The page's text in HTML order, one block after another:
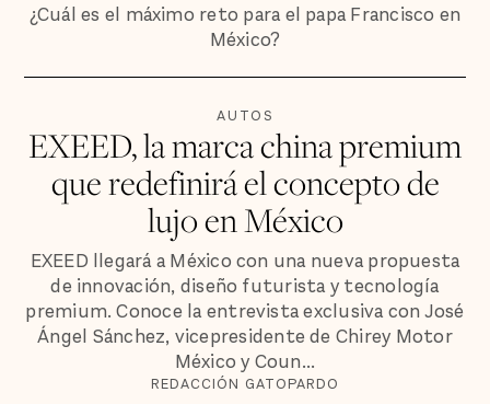
¿Cuál es el máximo reto para el papa Francisco en
México?
AUTOS
EXEED, la marca china premium
que redefinirá el concepto de
lujo en México
EXEED llegará a México con una nueva propuesta
de innovación, diseño futurista y tecnología
premium. Conoce la entrevista exclusiva con José
Ángel Sánchez, vicepresidente de Chirey Motor
México y Coun...
REDACCIÓN GATOPARDO